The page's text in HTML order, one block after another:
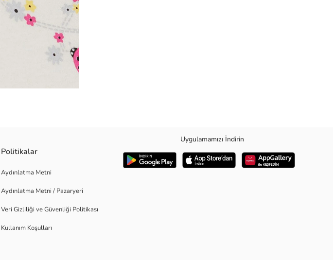
Pamuk 100Ürün Özellikleri Çıtçıtlı BaskılıKapama Şekli Çıt ÇıtYaş Grubu Bebek ÇocukParça
4 MevsimYıkama Derecesi 40 DereceKalıp RegularStil Casual GünlükÜrün Sezonu 2024 3Boy Ölçü
Politikalar
Aydınlatma Metni
Aydınlatma Metni / Pazaryeri
Veri Gizliliği ve Güvenliği Politikası
Kullanım Koşulları
Uygulamamızı İndirin